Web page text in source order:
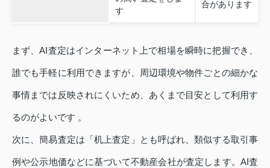
す
合があります
まず、AI査定はインターネット上で相場を瞬時に把握でき、
誰でも手軽に利用できますが、周辺環境や物件ごとの細かな
事情までは反映されにくいため、あくまで目安として利用す
るのがよいです 。
次に、簡易査定は「机上査定」とも呼ばれ、類似する取引事
例や公示地価などに基づいて不動産会社が査定します。AI査